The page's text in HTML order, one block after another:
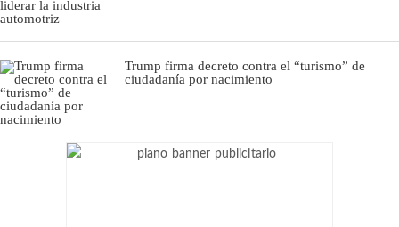
Trump firma decreto contra el “turismo” de
ciudadanía por nacimiento